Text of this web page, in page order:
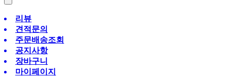
리뷰
견적문의
주문배송조회
공지사항
장바구니
마이페이지